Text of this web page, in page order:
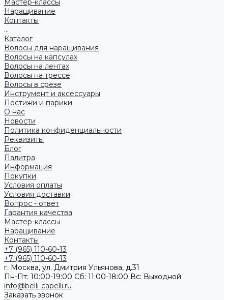
Мастер-классы
Наращивание
Контакты
...
Каталог
Волосы для наращивания
Волосы на капсулах
Волосы на лентах
Волосы на трессе
Волосы в срезе
Инструмент и аксессуары
Постижи и парики
О нас
Новости
Политика конфиденциальности
Реквизиты
Блог
Палитра
Информация
Покупки
Условия оплаты
Условия доставки
Вопрос - ответ
Гарантия качества
Мастер-классы
Наращивание
Контакты
+7 (965) 110-60-13
+7 (965) 110-60-13
г. Москва, ул. Дмитрия Ульянова, д.31
Пн-Пт: 10:00-19:00 Cб: 11:00-18:00 Вс: Выходной
info@belli-capelli.ru
Заказать звонок